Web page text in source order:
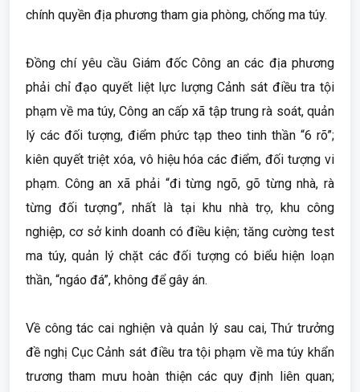
chính quyền địa phương tham gia phòng, chống ma túy.
Đồng chí yêu cầu Giám đốc Công an các địa phương
phải chỉ đạo quyết liệt lực lượng Cảnh sát điều tra tội
phạm về ma túy, Công an cấp xã tập trung rà soát, quản
lý các đối tượng, điểm phức tạp theo tinh thần “6 rõ”;
kiên quyết triệt xóa, vô hiệu hóa các điểm, đối tượng vi
phạm. Công an xã phải “đi từng ngõ, gõ từng nhà, rà
từng đối tượng”, nhất là tại khu nhà trọ, khu công
nghiệp, cơ sở kinh doanh có điều kiện; tăng cường test
ma túy, quản lý chặt các đối tượng có biểu hiện loạn
thần, “ngáo đá”, không để gây án.
Về công tác cai nghiện và quản lý sau cai, Thứ trưởng
đề nghị Cục Cảnh sát điều tra tội phạm về ma túy khẩn
trương tham mưu hoàn thiện các quy định liên quan;